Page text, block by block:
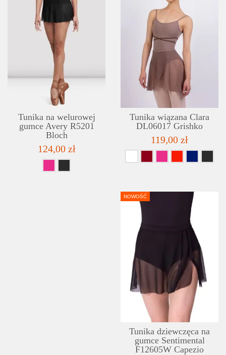
LISTA ŻYCZEŃ
SZCZEGÓŁY
Tunika na welurowej
gumce Avery R5201
Bloch
124,00 zł
Tunika wiązana Clara
DL06017 Grishko
119,00 zł
NOWOŚĆ
Tunika dziewczęca na
gumce Sentimental
F12605W Capezio